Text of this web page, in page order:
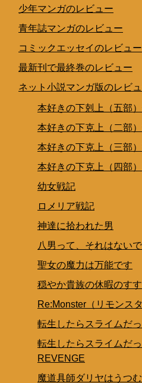
少年マンガのレビュー
青年誌マンガのレビュー
コミックエッセイのレビュー
最新刊で最終巻のレビュー
ネット小説マンガ版のレビ
本好きの下剋上（五部
本好きの下克上（二部
本好きの下克上（三部
本好きの下克上（四部
幼女戦記
ロメリア戦記
神達に拾われた男
八男って、それはないで
聖女の魔力は万能です
穏やか貴族の休暇のすす
Re:Monster（リモンスタ
転生したらスライムだ
転生したらスライムだ
REVENGE
魔道具師ダリヤはうつ